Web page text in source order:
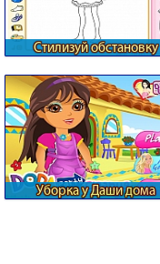
Стилизуй обстановку
Уборка у Даши дома